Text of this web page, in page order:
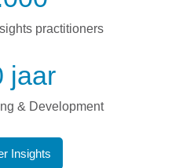
practitioners
jaar
& Development
Insights